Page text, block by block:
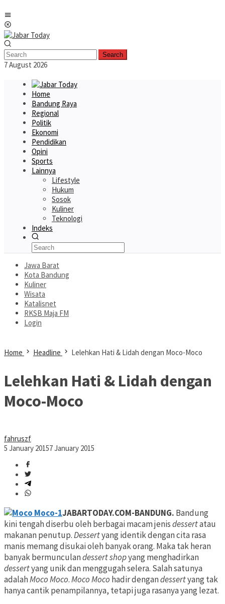
to
content
Search
7 August 2026
Home
Bandung Raya
Regional
Politik
Ekonomi
Pendidikan
Opini
Sports
Lainnya
Lifestyle
Hukum
Sosok
Kuliner
Teknologi
Indeks
Jawa Barat
Kota Bandung
Kuliner
Wisata
Katalisnet
RKSB Maja FM
Login
Home Headline Lelehkan Hati & Lidah dengan Moco-Moco
Lelehkan Hati & Lidah dengan
Moco-Moco
fahruszf
5 January 20157 January 2015
JABARTODAY.COM-BANDUNG. Bandung
kini tengah diserbu oleh berbagai macam jenisdessertatau
makanan penutup.Dessertyang identik dengan cita rasa
manis memang disukai oleh banyak orang. Maka tak heran
banyak bermunculandessert shopyang menghadirkan
dessertyang unik dan menggugah selera. Salah satunya
adalahMoco Moco.Moco Moco hadir dengandessertyang tak
hanya cantik penampilannya, tetapi juga rasanya yang lezat.